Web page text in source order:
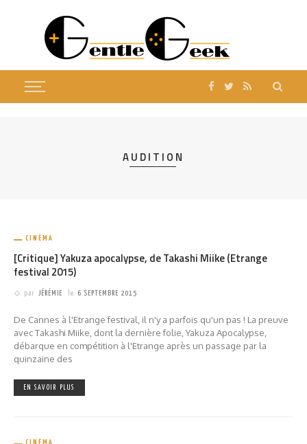
AUDITION
CINÉMA
[Critique] Yakuza apocalypse, de Takashi Miike (Etrange
festival 2015)
par JÉRÉMIE le 6 SEPTEMBRE 2015
De Cannes à l'Etrange festival, il n'y a parfois qu'un pas ! La preuve
avec Takashi Miike, dont la dernière folie, Yakuza Apocalypse,
débarque en compétition à l'Etrange après un passage par la
quinzaine des
EN SAVOIR PLUS
CINÉMA